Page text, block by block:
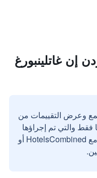
إن غاتلينبورغ
وعرض التقييمات من
فقط والتي تم إجراؤها
بواسطة مستخدمين حقيقيين مع HotelsCombined أو